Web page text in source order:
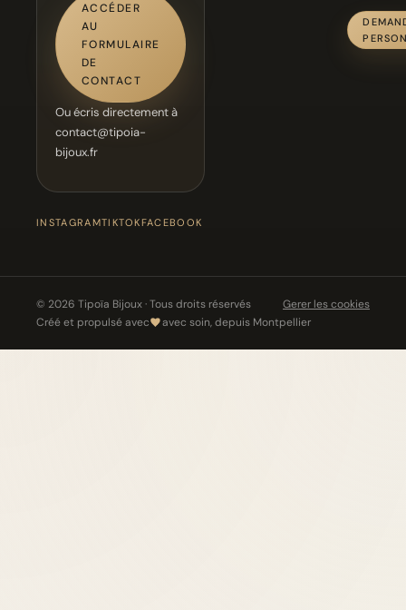
ACCÉDER
AU
FORMULAIRE
DE
CONTACT
Ou écris directement à
contact@tipoia-
bijoux.fr
INSTAGRAMTIKTOKFACEBOOK
© 2026 Tipoïa Bijoux · Tous droits réservés
Gerer les cookies
Créé et propulsé avec
avec soin, depuis Montpellier